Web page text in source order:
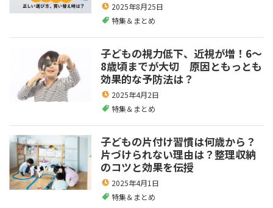
2025年8月25日
特集＆まとめ
子どもの視力低下、近視が増！6～
8歳頃までが大切 原因ともっとも
効果的な予防法は？
2025年4月2日
特集＆まとめ
子どもの片付け習慣は何歳から？
片づけられない理由は？整理収納
のコツと効果を伝授
2025年4月1日
特集＆まとめ